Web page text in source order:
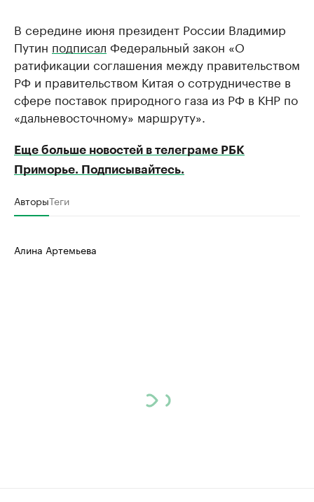
В середине июня президент России Владимир
Путин подписал Федеральный закон «О
ратификации соглашения между правительством
РФ и правительством Китая о сотрудничестве в
сфере поставок природного газа из РФ в КНР по
«дальневосточному» маршруту».
Еще больше новостей в телеграме РБК
Приморье. Подписывайтесь.
АвторыТеги
Алина Артемьева